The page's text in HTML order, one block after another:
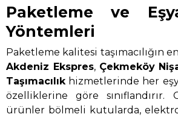
Paketleme ve
Yöntemleri
Paketleme kalitesi taşımacılığın
Akdeniz Ekspres, Çekmeköy
Taşımacılıkhizmetlerinde her
özelliklerine göre sınıflandırır.
ürünler bölmeli kutularda,